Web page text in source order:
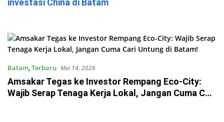
investasi China di Batam
Batam,Terbaru Mei 14, 2026
Amsakar Tegas ke Investor Rempang Eco-City:
Wajib Serap Tenaga Kerja Lokal, Jangan Cuma Cari